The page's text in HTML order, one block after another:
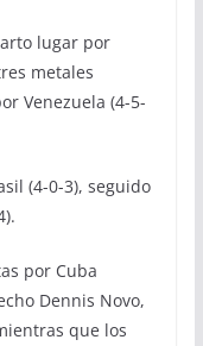
lugar por
metales
Venezuela (4-5-
(4-0-3), seguido
por Cuba
Dennis Novo,
que los